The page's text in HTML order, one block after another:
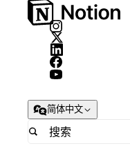
简体中文